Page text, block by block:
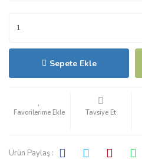
Sepete Ekle
Tavsiye Et
Ürün Paylaş :